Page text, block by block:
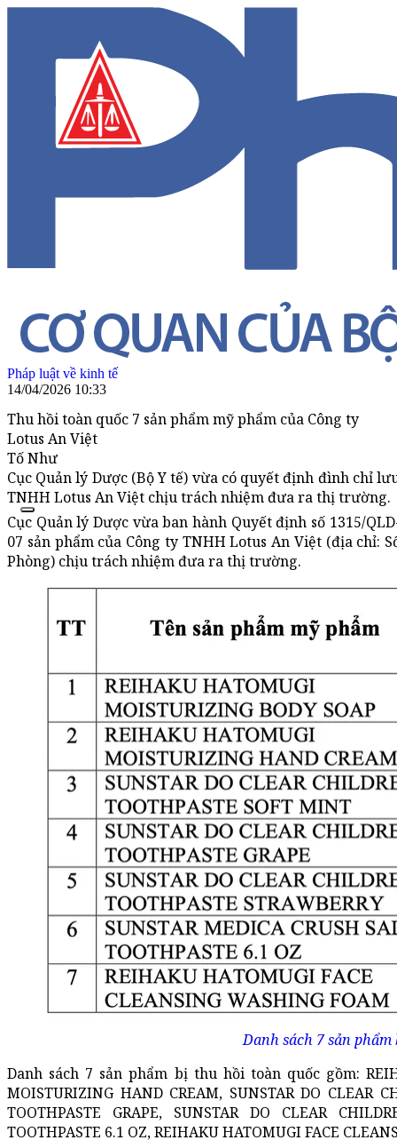
Pháp luật về kinh tế
14/04/2026 10:33
Thu hồi toàn quốc 7 sản phẩm mỹ phẩm của Công ty
Lotus An Việt
Tố Như
Cục Quản lý Dược (Bộ Y tế) vừa có quyết định đình chỉ
TNHH Lotus An Việt chịu trách nhiệm đưa ra thị trường.
Cục Quản lý Dược vừa ban hành Quyết định số 1315/
07 sản phẩm của Công ty TNHH Lotus An Việt (địa chỉ:
Phòng) chịu trách nhiệm đưa ra thị trường.
Danh sách 7 sản
Danh sách 7 sản phẩm bị thu hồi toàn quốc gồm:
MOISTURIZING HAND CREAM, SUNSTAR DO CLEAR
TOOTHPASTE GRAPE, SUNSTAR DO CLEAR
TOOTHPASTE 6.1 OZ, REIHAKU HATOMUGI FACE